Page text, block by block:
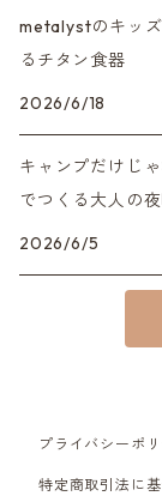
metalystのキッ
るチタン食器
2026/6/18
キャンプだけじ
でつくる大人の
2026/6/5
プライバシーポ
特定商取引法に